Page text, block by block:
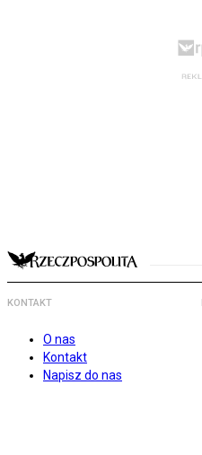
KONTAKT
O nas
Kontakt
Napisz do nas